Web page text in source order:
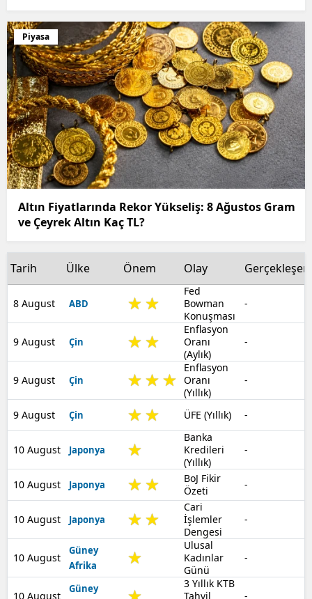
Piyasa
Altın Fiyatlarında Rekor Yükseliş: 8 Ağustos Gram
ve Çeyrek Altın Kaç TL?
Tarih Ülke Önem Olay Gerçekleşen
8 August ABD
Fed
Bowman
Konuşması
-
9 August Çin
Enflasyon
Oranı
(Aylık)
-
9 August Çin
Enflasyon
Oranı
(Yıllık)
-
9 August Çin ÜFE (Yıllık) -
10 August Japonya
Banka
Kredileri
(Yıllık)
-
10 August Japonya
BoJ Fikir
Özeti
-
10 August Japonya
Cari
İşlemler
Dengesi
-
10 August
Güney
Afrika
Ulusal
Kadınlar
Günü
-
10 August
Güney
3 Yıllık KTB
Tahvil
-